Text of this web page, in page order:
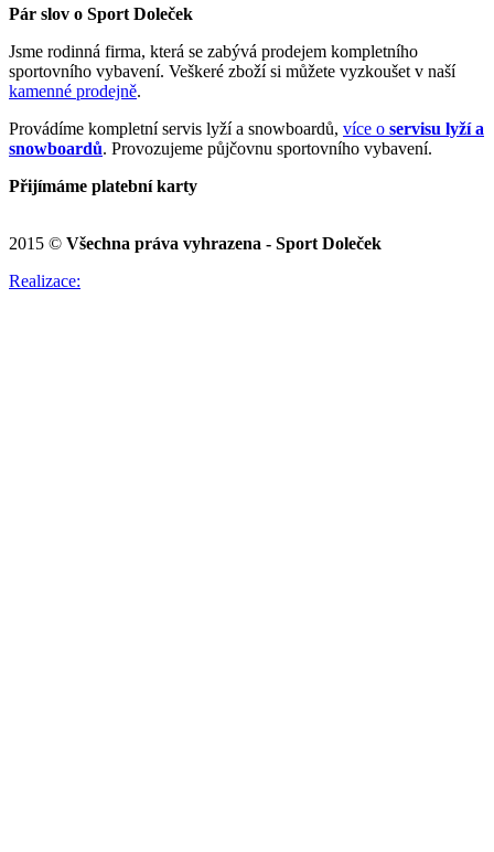
Pár slov o Sport Doleček
Jsme rodinná firma, která se zabývá prodejem kompletního
sportovního vybavení. Veškeré zboží si můžete vyzkoušet v naší
kamenné prodejně.
Provádíme kompletní servis lyží a snowboardů, více o servisu lyží a
snowboardů. Provozujeme půjčovnu sportovního vybavení.
Přijímáme platební karty
2015 © Všechna práva vyhrazena - Sport Doleček
Realizace: